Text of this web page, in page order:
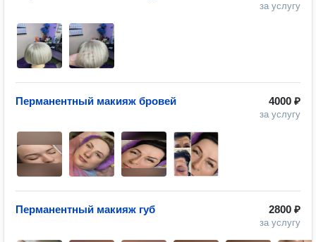
за услугу
4000 ₽
за услугу
Перманентный макияж бровей
2800 ₽
за услугу
Перманентный макияж губ